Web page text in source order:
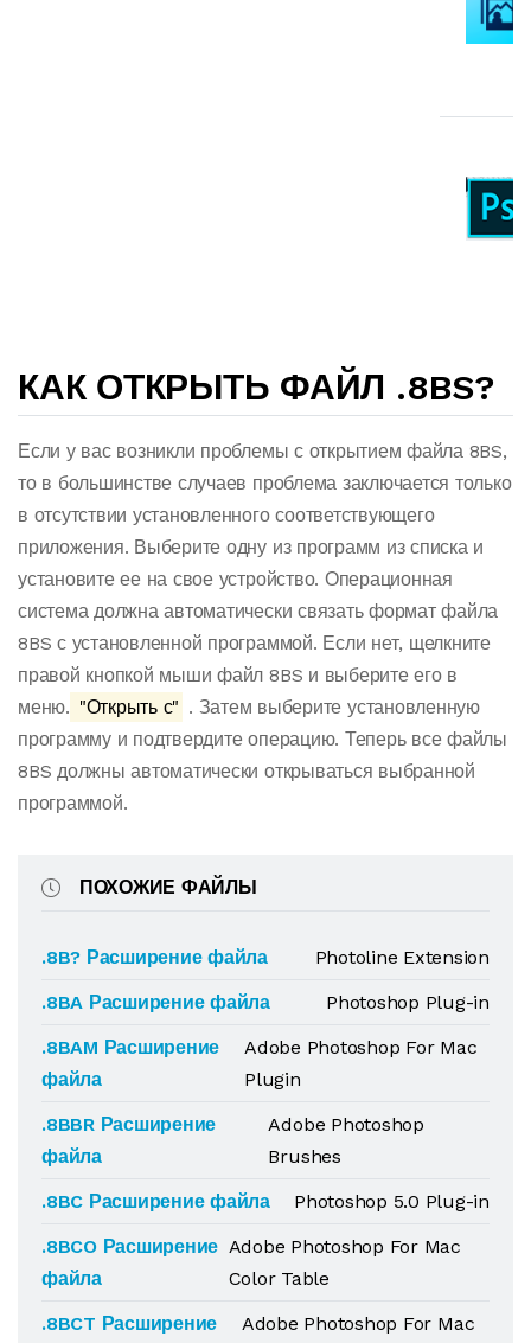
КАК ОТКРЫТЬ ФАЙЛ .8BS?
Если у вас возникли проблемы с открытием файла 8BS,
то в большинстве случаев проблема заключается только
в отсутствии установленного соответствующего
приложения. Выберите одну из программ из списка и
установите ее на свое устройство. Операционная
система должна автоматически связать формат файла
8BS с установленной программой. Если нет, щелкните
правой кнопкой мыши файл 8BS и выберите его в
меню. "Открыть с" . Затем выберите установленную
программу и подтвердите операцию. Теперь все файлы
8BS должны автоматически открываться выбранной
программой.
ПОХОЖИЕ ФАЙЛЫ
.8B? Расширение файла
Photoline Extension
.8BA Расширение файла
Photoshop Plug-in
.8BAM Расширение
файла
Adobe Photoshop For Mac
Plugin
.8BBR Расширение
файла
Adobe Photoshop
Brushes
.8BC Расширение файла
Photoshop 5.0 Plug-in
.8BCO Расширение
файла
Adobe Photoshop For Mac
Color Table
.8BCT Расширение
Adobe Photoshop For Mac